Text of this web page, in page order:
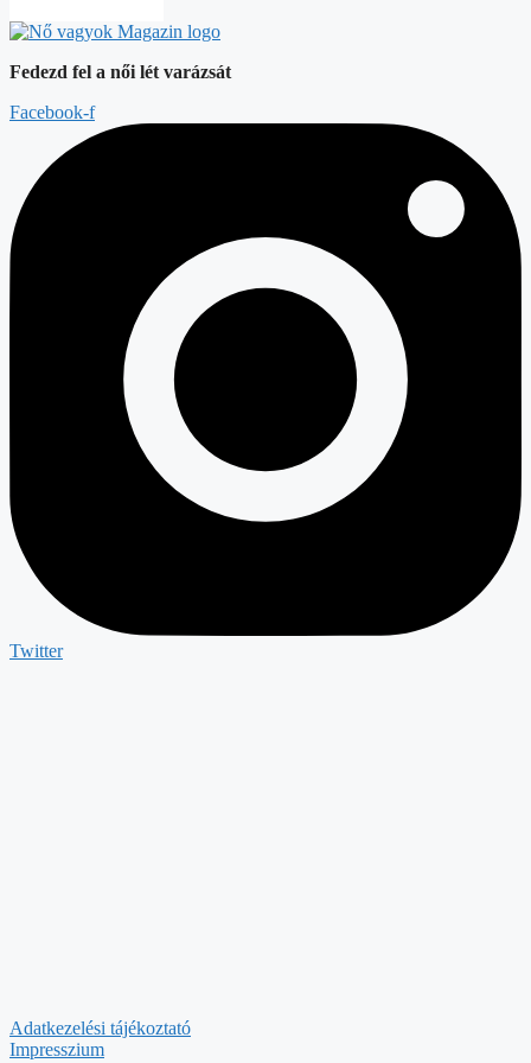
Fedezd fel a női lét varázsát
Facebook-f
Twitter
Adatkezelési tájékoztató
Impresszium